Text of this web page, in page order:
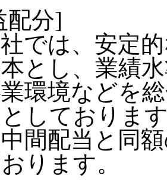
配分]
では、安定
とし、業績
環境などを
しておりま
間配当と同
ります。